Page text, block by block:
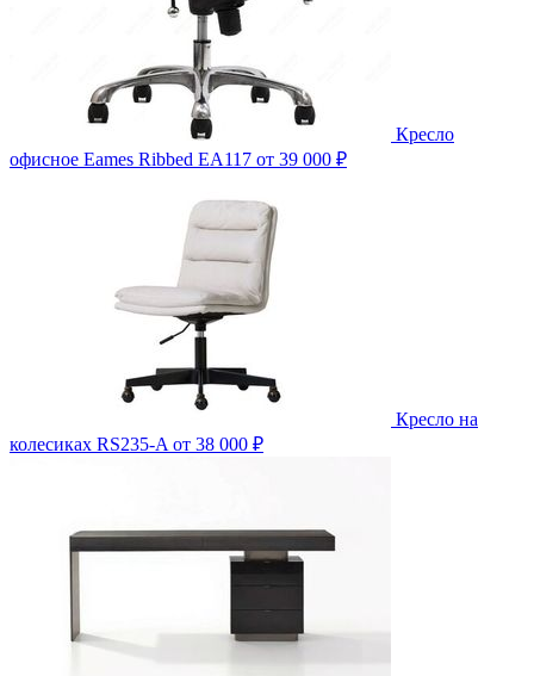
Кресло
офисное Eames Ribbed EA117 от 39 000 ₽
Кресло на
колесиках RS235-A от 38 000 ₽